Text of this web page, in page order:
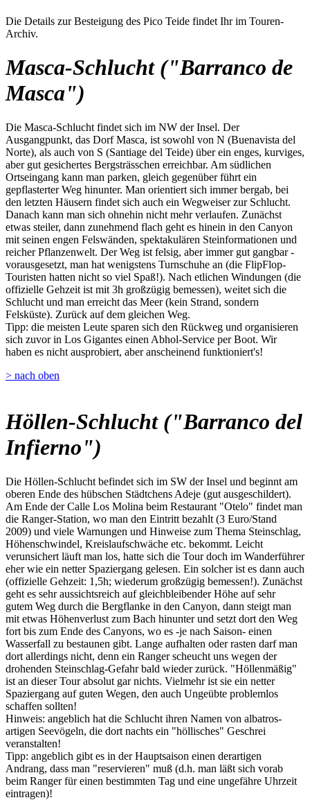
Die Details zur Besteigung des Pico Teide findet Ihr im Touren-
Archiv.
Masca-Schlucht ("Barranco de
Masca")
Die Masca-Schlucht findet sich im NW der Insel. Der
Ausgangpunkt, das Dorf Masca, ist sowohl von N (Buenavista del
Norte), als auch von S (Santiage del Teide) über ein enges, kurviges,
aber gut gesichertes Bergsträsschen erreichbar. Am südlichen
Ortseingang kann man parken, gleich gegenüber führt ein
gepflasterter Weg hinunter. Man orientiert sich immer bergab, bei
den letzten Häusern findet sich auch ein Wegweiser zur Schlucht.
Danach kann man sich ohnehin nicht mehr verlaufen. Zunächst
etwas steiler, dann zunehmend flach geht es hinein in den Canyon
mit seinen engen Felswänden, spektakulären Steinformationen und
reicher Pflanzenwelt. Der Weg ist felsig, aber immer gut gangbar -
vorausgesetzt, man hat wenigstens Turnschuhe an (die FlipFlop-
Touristen hatten nicht so viel Spaß!). Nach etlichen Windungen (die
offizielle Gehzeit ist mit 3h großzügig bemessen), weitet sich die
Schlucht und man erreicht das Meer (kein Strand, sondern
Felsküste). Zurück auf dem gleichen Weg.
Tipp: die meisten Leute sparen sich den Rückweg und organisieren
sich zuvor in Los Gigantes einen Abhol-Service per Boot. Wir
haben es nicht ausprobiert, aber anscheinend funktioniert's!
> nach oben
Höllen-Schlucht ("Barranco del
Infierno")
Die Höllen-Schlucht befindet sich im SW der Insel und beginnt am
oberen Ende des hübschen Städtchens Adeje (gut ausgeschildert).
Am Ende der Calle Los Molina beim Restaurant "Otelo" findet man
die Ranger-Station, wo man den Eintritt bezahlt (3 Euro/Stand
2009) und viele Warnungen und Hinweise zum Thema Steinschlag,
Höhenschwindel, Kreislaufschwäche etc. bekommt. Leicht
verunsichert läuft man los, hatte sich die Tour doch im Wanderführer
eher wie ein netter Spaziergang gelesen. Ein solcher ist es dann auch
(offizielle Gehzeit: 1,5h; wiederum großzügig bemessen!). Zunächst
geht es sehr aussichtsreich auf gleichbleibender Höhe auf sehr
gutem Weg durch die Bergflanke in den Canyon, dann steigt man
mit etwas Höhenverlust zum Bach hinunter und setzt dort den Weg
fort bis zum Ende des Canyons, wo es -je nach Saison- einen
Wasserfall zu bestaunen gibt. Lange aufhalten oder rasten darf man
dort allerdings nicht, denn ein Ranger scheucht uns wegen der
drohenden Steinschlag-Gefahr bald wieder zurück. "Höllenmäßig"
ist an dieser Tour absolut gar nichts. Vielmehr ist sie ein netter
Spaziergang auf guten Wegen, den auch Ungeübte problemlos
schaffen sollten!
Hinweis: angeblich hat die Schlucht ihren Namen von albatros-
artigen Seevögeln, die dort nachts ein "höllisches" Geschrei
veranstalten!
Tipp: angeblich gibt es in der Hauptsaison einen derartigen
Andrang, dass man "reservieren" muß (d.h. man läßt sich vorab
beim Ranger für einen bestimmten Tag und eine ungefähre Uhrzeit
eintragen)!